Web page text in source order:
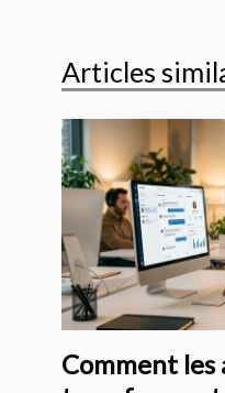
Articles
Comment